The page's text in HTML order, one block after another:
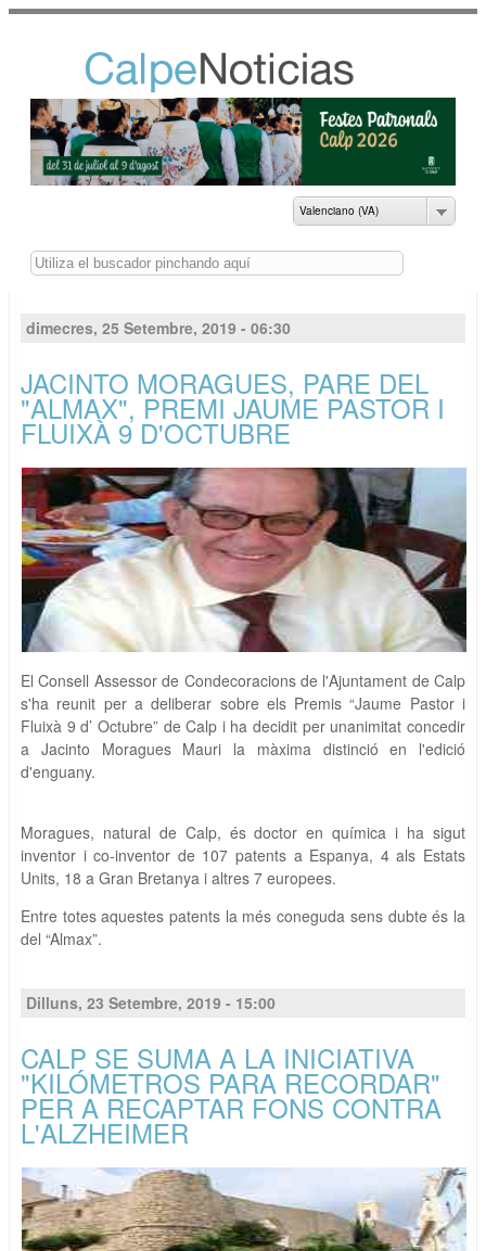
NOTICIAS DEL
AYUNTAMIENTO DE
Valenciano (VA)
Buscar
dimecres, 25 Setembre, 2019 - 06:30
JACINTO MORAGUES, PARE DEL
"ALMAX", PREMI JAUME PASTOR I
FLUIXÀ 9 D'OCTUBRE
El Consell Assessor de Condecoracions de l'Ajuntament de Calp
s'ha reunit per a deliberar sobre els Premis “Jaume Pastor i
Fluixà 9 d’ Octubre” de Calp i ha decidit per unanimitat concedir
a Jacinto Moragues Mauri la màxima distinció en l'edició
d'enguany.
Moragues, natural de Calp, és doctor en química i ha sigut
inventor i co-inventor de 107 patents a Espanya, 4 als Estats
Units, 18 a Gran Bretanya i altres 7 europees.
Entre totes aquestes patents la més coneguda sens dubte és la
del “Almax”.
Dilluns, 23 Setembre, 2019 - 15:00
CALP SE SUMA A LA INICIATIVA
"KILÓMETROS PARA RECORDAR"
PER A RECAPTAR FONS CONTRA
L'ALZHEIMER